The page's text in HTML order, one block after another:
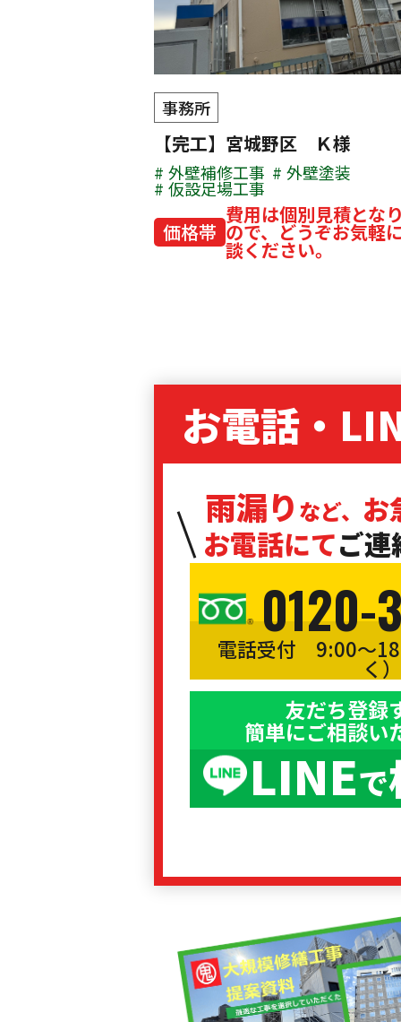
事務所
【完工】宮城野区 Ｋ様
外壁補修工事 外壁塗装
仮設足場工事
価格帯
費用は個別見積とな
ので、どうぞお気軽
談ください。
お電話・
雨漏り など、 お
お電話にてご
0120-
電話受付 9:00〜
く）
友だち登録
簡単にご相談い
LINEで